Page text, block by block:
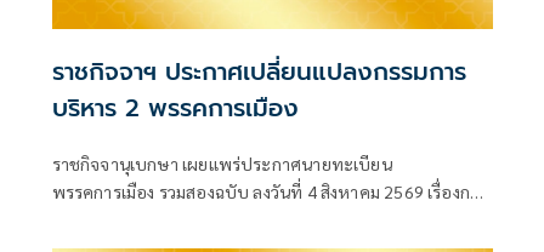
ราชกิจจาฯ ประกาศเปลี่ยนแปลงกรรมการ
บริหาร 2 พรรคการเมือง
ราชกิจจานุเบกษา เผยแพร่ประกาศนายทะเบียน
พรรคการเมือง รวมสองฉบับ ลงวันที่ 4 สิงหาคม 2569 เรื่องการ